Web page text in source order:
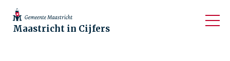
Maastricht in Cijfers